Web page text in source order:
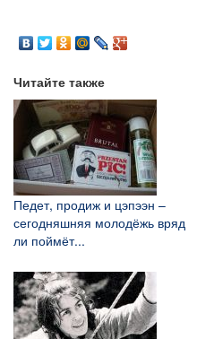
Читайте также
Педет, продиж и цэпээн –
сегодняшняя молодёжь вряд
ли поймёт...